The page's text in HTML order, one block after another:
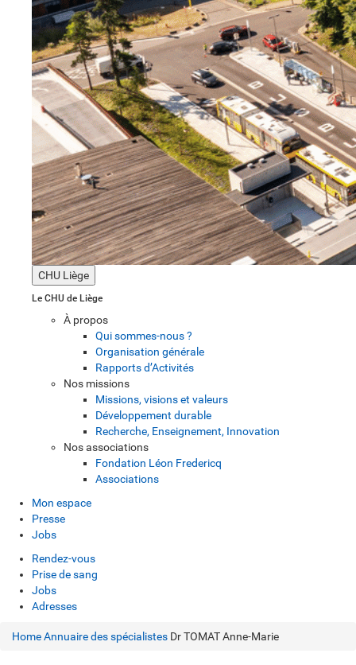
CHU Liège
Le CHU de Liège
À propos
Qui sommes-nous ?
Organisation générale
Rapports d’Activités
Nos missions
Missions, visions et valeurs
Développement durable
Recherche, Enseignement, Innovation
Nos associations
Fondation Léon Fredericq
Associations
Mon espace
Presse
Jobs
Rendez-vous
Prise de sang
Jobs
Adresses
HomeAnnuaire des spécialistes Dr TOMAT Anne-Marie